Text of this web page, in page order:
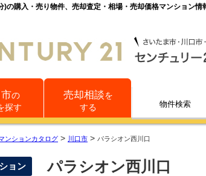
購入・売り物件、売却査定・相場・売却価格マンション情
の
探す
売却相談を
する
物件検索
ンションカタログ > 川口市 > パラシオン西川口
ョン パラシオン西川口